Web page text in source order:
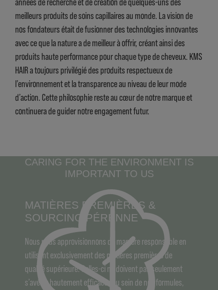
meilleurs produits de soins capillaires au monde. La vision de
nos fondateurs était de fusionner des technologies innovantes
avec ce que la nature a de meilleur à offrir, créant ainsi des
produits haute performance pour chaque type de cheveux. KMS
HAIR a toujours privilégié des produits respectueux de
l’environnement et la transparence au niveau de leur mode
d’action. Cette philosophie reste au cœur de notre marque et
continuera de guider notre engagement futur.
CARING FOR THE ENVIRONMENT IS
IMPORTANT TO US
MATIÈRES PREMIÈRES &
SOURCING PÉRENNE
Nous nous approvisionnons de manière responsable en
utilisant exclusivement des matières premières de
qualité supérieure. Celles-ci ne doivent pas seulement
s’avérer hautement efficaces au sein de nos formules,